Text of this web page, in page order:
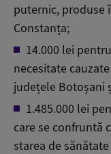
puternic, produse
Constanța;
14.000 lei
necesitate
județele Botoșani
1.485.000 lei
care se confruntă
starea de